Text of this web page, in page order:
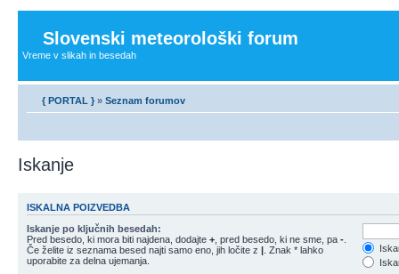
Slovenski meteorološki forum
Vreme v slikah in besedah
{ PORTAL } » Seznam forumov
Iskanje
ISKALNA POIZVEDBA
Iskanje po ključnih besedah:
Pred besedo, ki mora biti najdena, dodajte + , pred besedo, ki ne sme, pa -
Če želite iz seznama besed najti samo eno, jih ločite z | . Znak * lahko
uporabite za delna ujemanja.